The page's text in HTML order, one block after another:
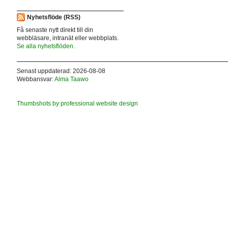
Nyhetsflöde (RSS)
Få senaste nytt direkt till din
webbläsare, intranät eller webbplats.
Se alla nyhetsflöden.
Senast uppdaterad: 2026-08-08
Webbansvar:Alma Taawo
Thumbshots by professional website design